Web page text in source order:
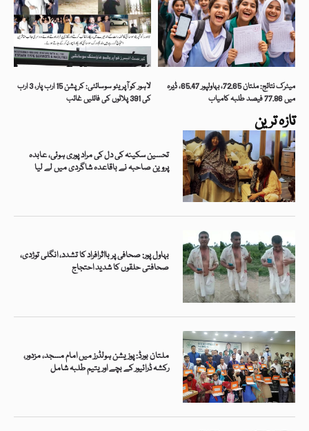
تازہ ترین
تحسین سکینہ کی دل کی مراد پوری ہوئی، عابدہ
پروین صاحبہ نے باقاعدہ شاگردی میں لے لیا
بہاول پور: صحافی پر بااثرافراد کا تشدد، انگلی توڑدی،
صحافتی حلقوں کا شدید احتجاج
ملتان بورڈ: پوزیشن ہولڈرز میں امام مسجد، مزدور،
رکشہ ڈرائیور کے بچے اور یتیم طلبہ شامل
لاہور کو آپریٹو سوسائٹی: کرپشن 15 ارب پار، 3 ارب
کی 391 پلاٹوں کی فائلیں غائب
میٹرک نتائج: ملتان 72.65، بہاولپور 65.47، ڈیرہ
میں 77.86 فیصد طلبہ کامیاب